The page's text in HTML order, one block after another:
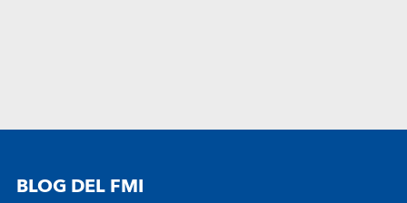
BLOG DEL FMI